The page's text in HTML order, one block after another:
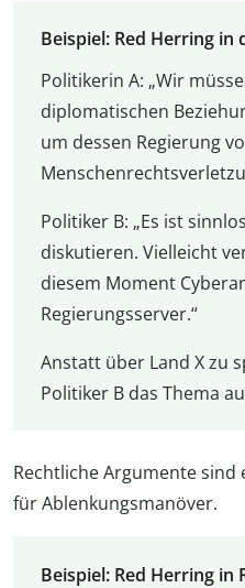
Beispiel: Red Herring in
Politikerin A: „Wir
diplomatischen
um dessen Regierung
Politiker B: „Es ist
diskutieren. Vielleicht
diesem Moment
Regierungsserver.“
Anstatt über Land X zu
Politiker B das Thema
Rechtliche Argumente
für Ablenkungsmanöver.
Beispiel: Red Herring in